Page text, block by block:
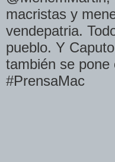
macristas y
vendepatria.
pueblo. Y
también se pone
#PrensaMac